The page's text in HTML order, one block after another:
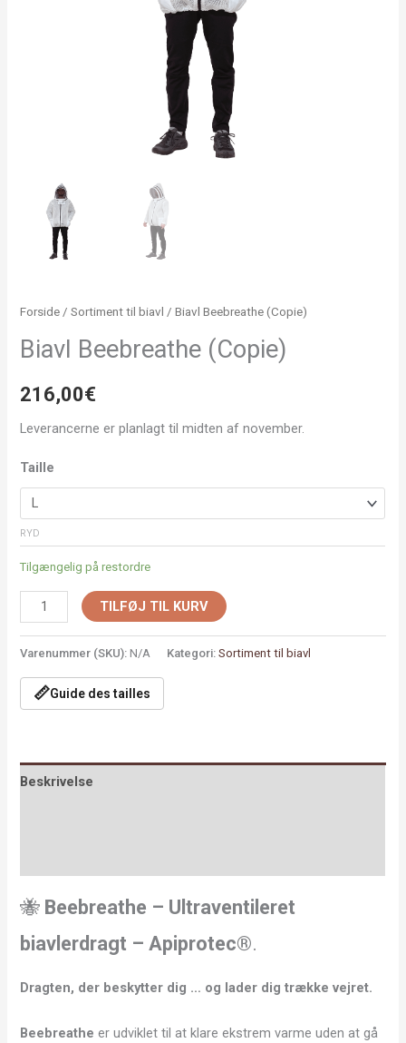
Forside /Sortiment til biavl / Biavl Beebreathe (Copie)
Biavl Beebreathe (Copie)
216,00€
Leverancerne er planlagt til midten af november.
Taille
RYD
Tilgængelig på restordre
TILFØJ TIL KURV
Varenummer (SKU):N/A Kategori:Sortiment til biavl
📏Guide des tailles
Beskrivelse
🐝 Beebreathe – Ultraventileret
biavlerdragt – Apiprotec®.
Dragten, der beskytter dig … og lader dig trække vejret.
Beebreathe er udviklet til at klare ekstrem varme uden at gå